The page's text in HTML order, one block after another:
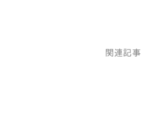
関連記事